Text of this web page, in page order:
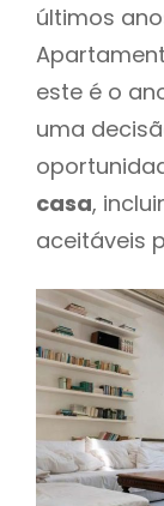
últimos
este é o
uma
casa,
aceitáveis